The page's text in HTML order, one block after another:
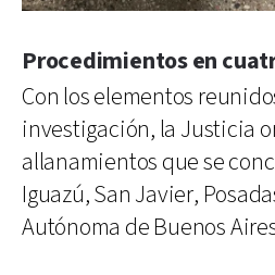
Procedimientos en
Con los elementos
investigación, la Justicia
allanamientos que se
Iguazú, San Javier,
Autónoma de Buenos